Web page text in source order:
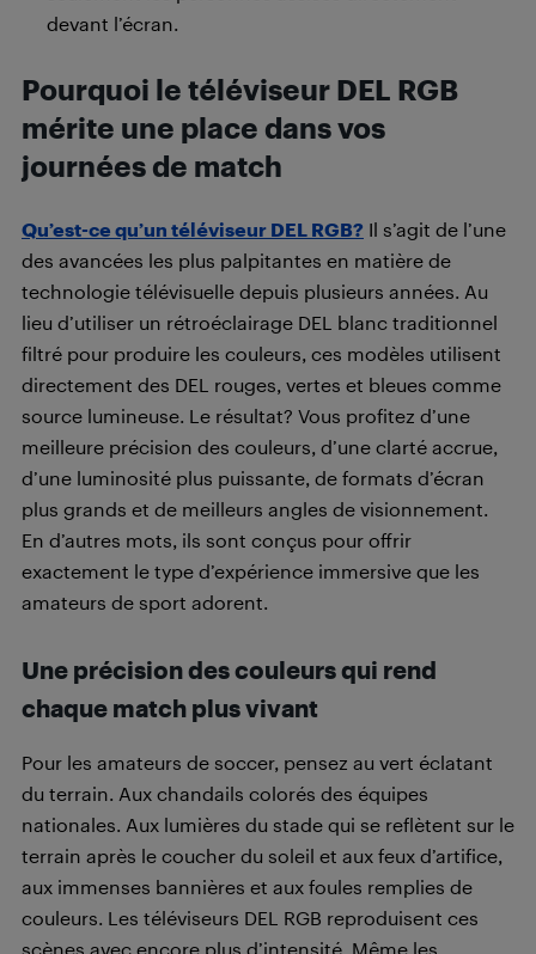
devant l’écran.
Pourquoi le téléviseur DEL RGB
mérite une place dans vos
journées de match
Qu’est-ce qu’un téléviseur DEL RGB? Il s’agit de l’une
des avancées les plus palpitantes en matière de
technologie télévisuelle depuis plusieurs années. Au
lieu d’utiliser un rétroéclairage DEL blanc traditionnel
filtré pour produire les couleurs, ces modèles utilisent
directement des DEL rouges, vertes et bleues comme
source lumineuse. Le résultat? Vous profitez d’une
meilleure précision des couleurs, d’une clarté accrue,
d’une luminosité plus puissante, de formats d’écran
plus grands et de meilleurs angles de visionnement.
En d’autres mots, ils sont conçus pour offrir
exactement le type d’expérience immersive que les
amateurs de sport adorent.
Une précision des couleurs qui rend
chaque match plus vivant
Pour les amateurs de soccer, pensez au vert éclatant
du terrain. Aux chandails colorés des équipes
nationales. Aux lumières du stade qui se reflètent sur le
terrain après le coucher du soleil et aux feux d’artifice,
aux immenses bannières et aux foules remplies de
couleurs. Les téléviseurs DEL RGB reproduisent ces
scènes avec encore plus d’intensité. Même les